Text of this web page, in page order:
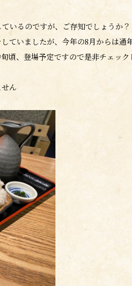
いるのですが、ご存知でしょうか？
ていましたが、今年の8月からは通
頃、登場予定ですので是非チェッ
ん